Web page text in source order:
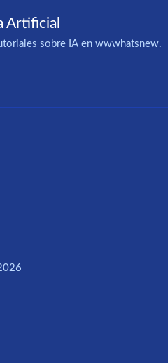
Artificial
sobre IA en wwwhatsnew.